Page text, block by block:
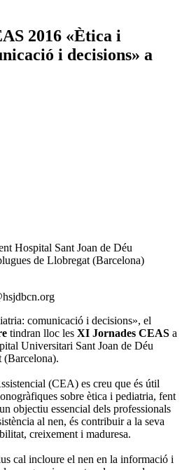
2016 «Ètica i
i decisions» a
Hospital Sant Joan de Déu
de Llobregat (Barcelona)
comunicació i decisions», el
tindran lloc les XI Jornades CEAS a
Universitari Sant Joan de Déu
(Barcelona).
(CEA) es creu que és útil
sobre ètica i pediatria, fent
objectiu essencial dels professionals
al nen, és contribuir a la seva
creixement i maduresa.
cal incloure el nen en la informació i